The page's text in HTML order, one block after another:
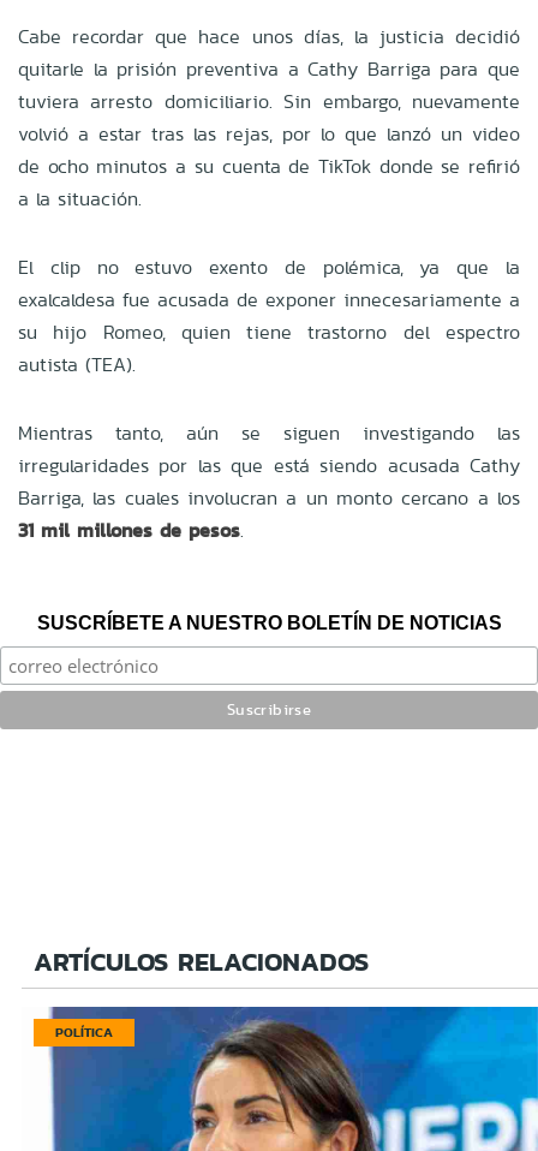
Cabe recordar que hace unos días, la justicia decidió
quitarle la prisión preventiva a Cathy Barriga para que
tuviera arresto domiciliario. Sin embargo, nuevamente
volvió a estar tras las rejas, por lo que lanzó un video
de ocho minutos a su cuenta de TikTok donde se refirió
a la situación.
El clip no estuvo exento de polémica, ya que la
exalcaldesa fue acusada de exponer innecesariamente a
su hijo Romeo, quien tiene trastorno del espectro
autista (TEA).
Mientras tanto, aún se siguen investigando las
irregularidades por las que está siendo acusada Cathy
Barriga, las cuales involucran a un monto cercano a los
31 mil millones de pesos.
SUSCRÍBETE A NUESTRO BOLETÍN DE NOTICIAS
ARTÍCULOS RELACIONADOS
POLÍTICA